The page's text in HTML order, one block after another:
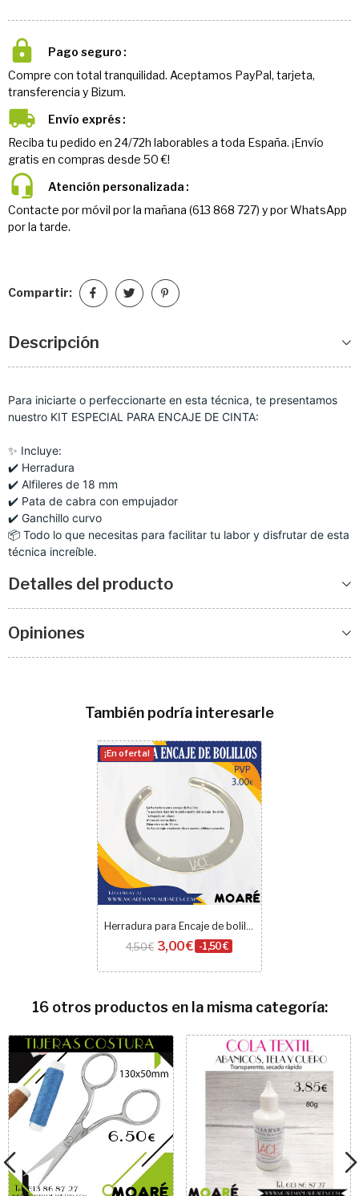
Pago seguro
Compre con total tranquilidad. Aceptamos PayPal, tarjeta,
transferencia y Bizum.
Envío exprés
Reciba tu pedido en 24/72h laborables a toda España. ¡Envío
gratis en compras desde 50 €!
Atención personalizada
Contacte por móvil por la mañana (613 868 727) y por WhatsApp
por la tarde.
Compartir:
Descripción
Para iniciarte o perfeccionarte en esta técnica, te presentamos
nuestro KIT ESPECIAL PARA ENCAJE DE CINTA:
✨ Incluye:
✔️ Herradura
✔️ Alfileres de 18 mm
✔️ Pata de cabra con empujador
✔️ Ganchillo curvo
📦 Todo lo que necesitas para facilitar tu labor y disfrutar de esta
técnica increíble.
Detalles del producto
Opiniones
También podría interesarle
¡En oferta!
Herradura para Encaje de bolillos
4,50 € 3,00 € -1,50 €
16 otros productos en la misma categoría: